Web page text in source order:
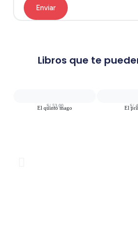
Enviar
Libros que te
El quinto mago
S/53.00 ElS/